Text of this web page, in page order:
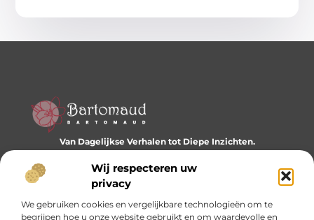
Wij respecteren uw
privacy
We gebruiken cookies en vergelijkbare technologieën om te
begrijpen hoe u onze website gebruikt en om waardevolle en
Van Dagelijkse Verhalen tot Diepe Inzichten.
dagelijks inspireren en nieuwe perspectieven bieden.